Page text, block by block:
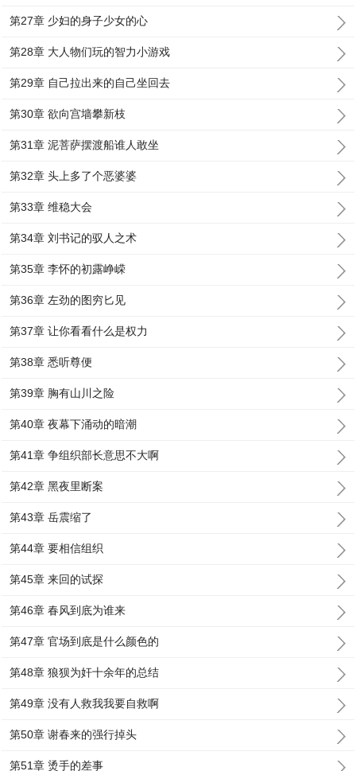
第27章 少妇的身子少女的心
第28章 大人物们玩的智力小游戏
第29章 自己拉出来的自己坐回去
第30章 欲向宫墙攀新枝
第31章 泥菩萨摆渡船谁人敢坐
第32章 头上多了个恶婆婆
第33章 维稳大会
第34章 刘书记的驭人之术
第35章 李怀的初露峥嵘
第36章 左劲的图穷匕见
第37章 让你看看什么是权力
第38章 悉听尊便
第39章 胸有山川之险
第40章 夜幕下涌动的暗潮
第41章 争组织部长意思不大啊
第42章 黑夜里断案
第43章 岳震缩了
第44章 要相信组织
第45章 来回的试探
第46章 春风到底为谁来
第47章 官场到底是什么颜色的
第48章 狼狈为奸十余年的总结
第49章 没有人救我我要自救啊
第50章 谢春来的强行掉头
第51章 烫手的差事